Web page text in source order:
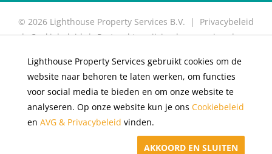
Lighthouse Property Services gebruikt cookies om de
website naar behoren te laten werken, om functies
voor social media te bieden en om onze website te
analyseren. Op onze website kun je ons Cookiebeleid
en AVG & Privacybeleid vinden.
AKKOORD EN SLUITEN
© 2026 Lighthouse Property Services B.V. | Privacybeleid
|Cookiebeleid|Protocol toewijzing huurwoning|
door OGonline
Huren in De Meester
Appartementen in Haarlem
SCHRIJF U NU IN!